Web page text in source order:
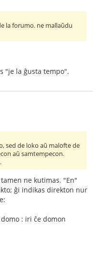
la forumo. ne mallaŭdu
"je la ĝusta tempo".
sed de loko aŭ malofte de
aŭ samtempecon.
ne kutimas. "En"
ĝi indikas direkton nur
: iri ĉe domon